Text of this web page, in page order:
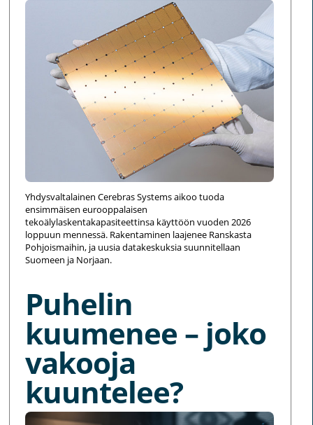
Yhdysvaltalainen Cerebras Systems aikoo tuoda
ensimmäisen eurooppalaisen
tekoälylaskentakapasiteettinsa käyttöön vuoden 2026
loppuun mennessä. Rakentaminen laajenee Ranskasta
Pohjoismaihin, ja uusia datakeskuksia suunnitellaan
Suomeen ja Norjaan.
Puhelin
kuumenee – joko
vakooja
kuuntelee?